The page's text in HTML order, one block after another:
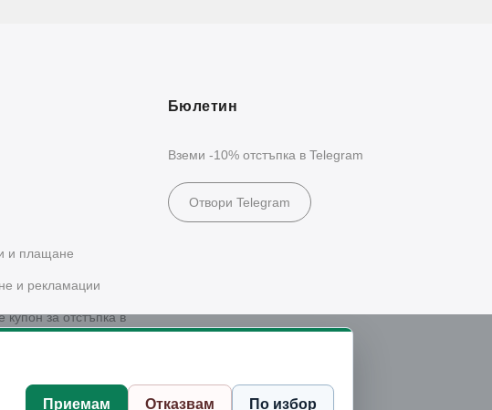
и плащане
и рекламации
купон за отстъпка в
Бюлетин
Вземи -10% отстъпка в Telegram
Отвори Telegram
Приемам Отказвам По избор